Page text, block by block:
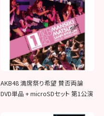
AKB48 満席祭り希望 賛否両論
DVD単品 + microSDセット 第1公演